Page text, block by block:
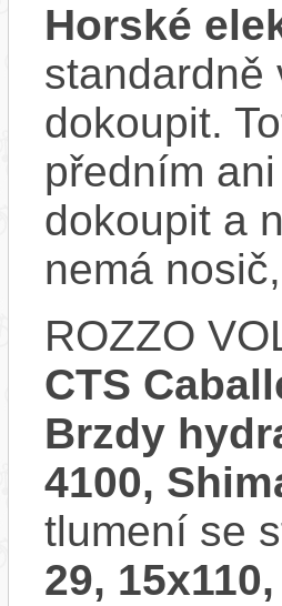
Horské
standardně
dokoupit.
předním
dokoupit a
nemá
ROZZO
CTS
Brzdy
4100,
tlumení se
29,